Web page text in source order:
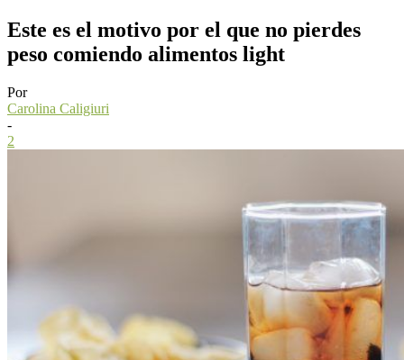
Este es el motivo por el que no pierdes
peso comiendo alimentos light
Por
Carolina Caligiuri
-
2